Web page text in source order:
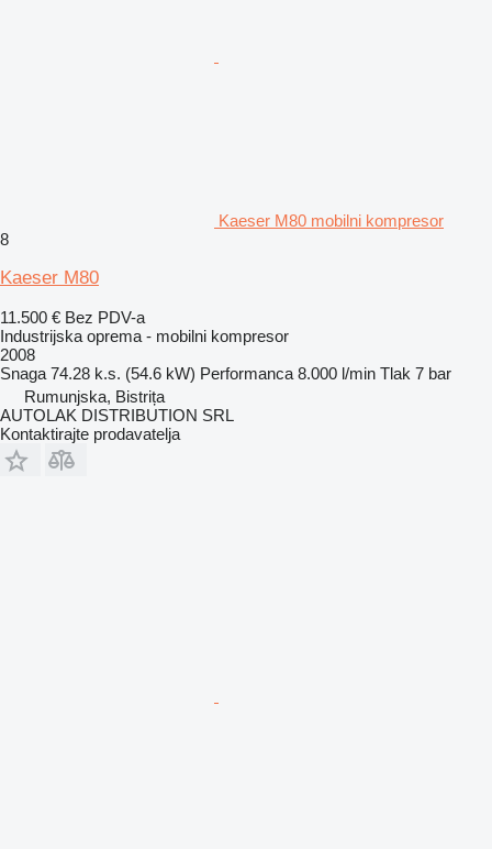
Kaeser M80 mobilni kompresor
8
Kaeser M80
11.500 € Bez PDV-a
Industrijska oprema - mobilni kompresor
2008
Snaga 74.28 k.s. (54.6 kW) Performanca 8.000 l/min Tlak 7 bar
Rumunjska, Bistrița
AUTOLAK DISTRIBUTION SRL
Kontaktirajte prodavatelja